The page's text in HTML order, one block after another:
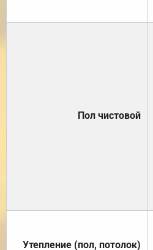
Пол чистовой
Утепление (пол, потолок)